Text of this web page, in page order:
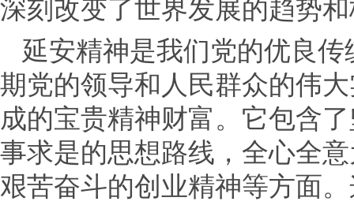
深刻改变了世界发展的趋势
延安精神是我们党的优良
期党的领导和人民群众的伟
成的宝贵精神财富。它包含
事求是的思想路线，全心全
艰苦奋斗的创业精神等方面